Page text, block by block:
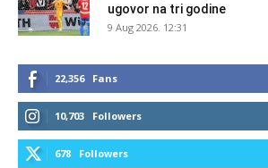
ugovor na tri godine
9 Aug 2026. 12:31
22,356 Fans
10,703 Followers
678 Followers